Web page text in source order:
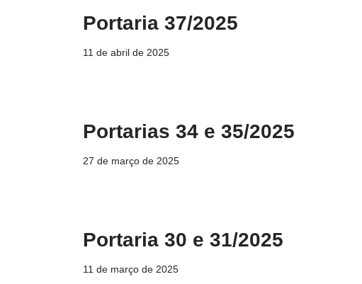
Portaria 37/2025
11 de abril de 2025
Portarias 34 e 35/2025
27 de março de 2025
Portaria 30 e 31/2025
11 de março de 2025